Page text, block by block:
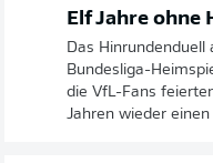
Elf Jahre ohne
Das Hinrundenduell
Bundesliga-
die VfL-Fans
Jahren wieder